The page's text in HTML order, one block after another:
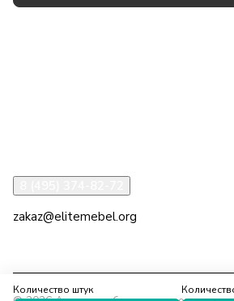
Количество штук
zakaz@elitemebel.org